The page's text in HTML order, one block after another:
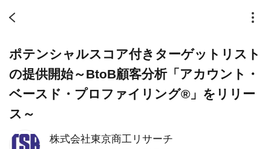
株式会社東京商工リサーチ
ポテンシャルスコア付きターゲットリスト
の提供開始～BtoB顧客分析「アカウント・
ベースド・プロファイリング®」をリリー
ス～